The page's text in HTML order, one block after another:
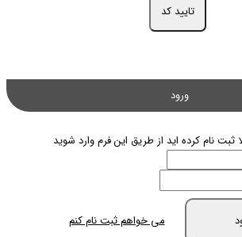
تایید کد
ورود
ثبت نام کرده اید از طریق این فرم وارد شوید
می خواهم ثبت نام کنم